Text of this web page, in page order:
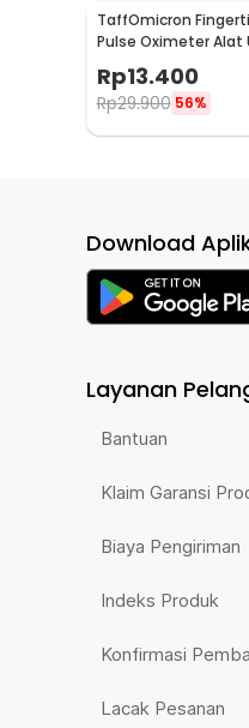
TaffOmicron
Pulse Oximeter Alat
Saturasi Oksigen
SMH-01
Rp13.400
Rp29.900 56%
Download
Layanan
Bantuan
Klaim Garansi
Biaya Pengiriman
Indeks Produk
Konfirmasi
Lacak Pesanan